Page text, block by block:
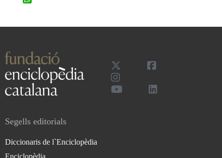
Segells editorials
Diccionaris de l`Enciclopèdia
Enciclopèdia